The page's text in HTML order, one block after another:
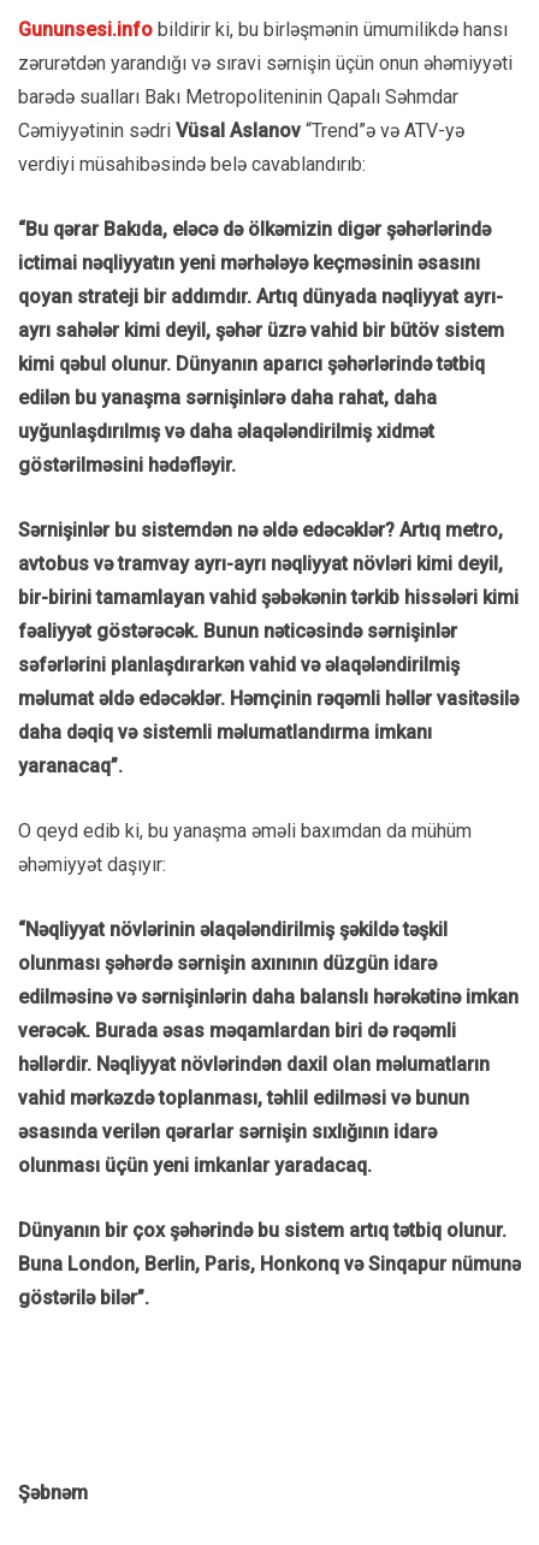
Gununsesi.info bildirir ki, bu birləşmənin ümumilikdə hansı
zərurətdən yarandığı və sıravi sərnişin üçün onun əhəmiyyəti
barədə sualları Bakı Metropoliteninin Qapalı Səhmdar
Cəmiyyətinin sədri Vüsal Aslanov “Trend”ə və ATV-yə
verdiyi müsahibəsində belə cavablandırıb:
“Bu qərar Bakıda, eləcə də ölkəmizin digər şəhərlərində
ictimai nəqliyyatın yeni mərhələyə keçməsinin əsasını
qoyan strateji bir addımdır. Artıq dünyada nəqliyyat ayrı-
ayrı sahələr kimi deyil, şəhər üzrə vahid bir bütöv sistem
kimi qəbul olunur. Dünyanın aparıcı şəhərlərində tətbiq
edilən bu yanaşma sərnişinlərə daha rahat, daha
uyğunlaşdırılmış və daha əlaqələndirilmiş xidmət
göstərilməsini hədəfləyir.
Sərnişinlər bu sistemdən nə əldə edəcəklər? Artıq metro,
avtobus və tramvay ayrı-ayrı nəqliyyat növləri kimi deyil,
bir-birini tamamlayan vahid şəbəkənin tərkib hissələri kimi
fəaliyyət göstərəcək. Bunun nəticəsində sərnişinlər
səfərlərini planlaşdırarkən vahid və əlaqələndirilmiş
məlumat əldə edəcəklər. Həmçinin rəqəmli həllər vasitəsilə
daha dəqiq və sistemli məlumatlandırma imkanı
yaranacaq”.
O qeyd edib ki, bu yanaşma əməli baxımdan da mühüm
əhəmiyyət daşıyır:
“Nəqliyyat növlərinin əlaqələndirilmiş şəkildə təşkil
olunması şəhərdə sərnişin axınının düzgün idarə
edilməsinə və sərnişinlərin daha balanslı hərəkətinə imkan
verəcək. Burada əsas məqamlardan biri də rəqəmli
həllərdir. Nəqliyyat növlərindən daxil olan məlumatların
vahid mərkəzdə toplanması, təhlil edilməsi və bunun
əsasında verilən qərarlar sərnişin sıxlığının idarə
olunması üçün yeni imkanlar yaradacaq.
Dünyanın bir çox şəhərində bu sistem artıq tətbiq olunur.
Buna London, Berlin, Paris, Honkonq və Sinqapur nümunə
göstərilə bilər”.
Şəbnəm